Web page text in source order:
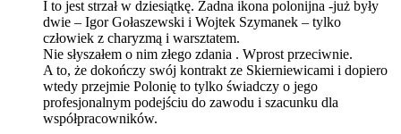
I to jest strzał w dziesiątkę. Żadna ikona polonijna -już były
dwie – Igor Gołaszewski i Wojtek Szymanek – tylko
człowiek z charyzmą i warsztatem.
Nie słyszałem o nim złego zdania . Wprost przeciwnie.
A to, że dokończy swój kontrakt ze Skierniewicami i dopiero
wtedy przejmie Polonię to tylko świadczy o jego
profesjonalnym podejściu do zawodu i szacunku dla
współpracowników.